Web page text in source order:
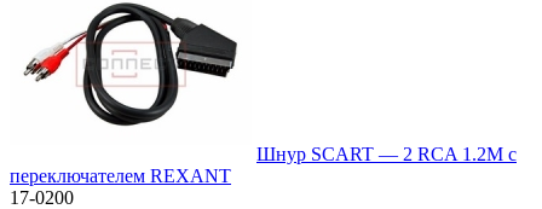
Шнур SCART — 2 RCA 1.2М с
переключателем REXANT
17-0200